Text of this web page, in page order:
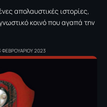
απολαυστικές ιστορίες,
κοινό που αγαπά την
ΦΕΒΡΟΥΑΡΙΟΥ 2023